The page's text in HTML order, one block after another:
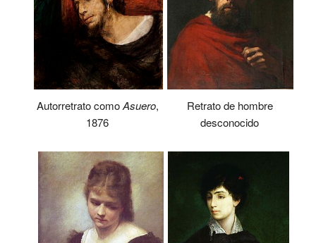
Autorretrato comoAsuero,
1876
Retrato de hombre
desconocido